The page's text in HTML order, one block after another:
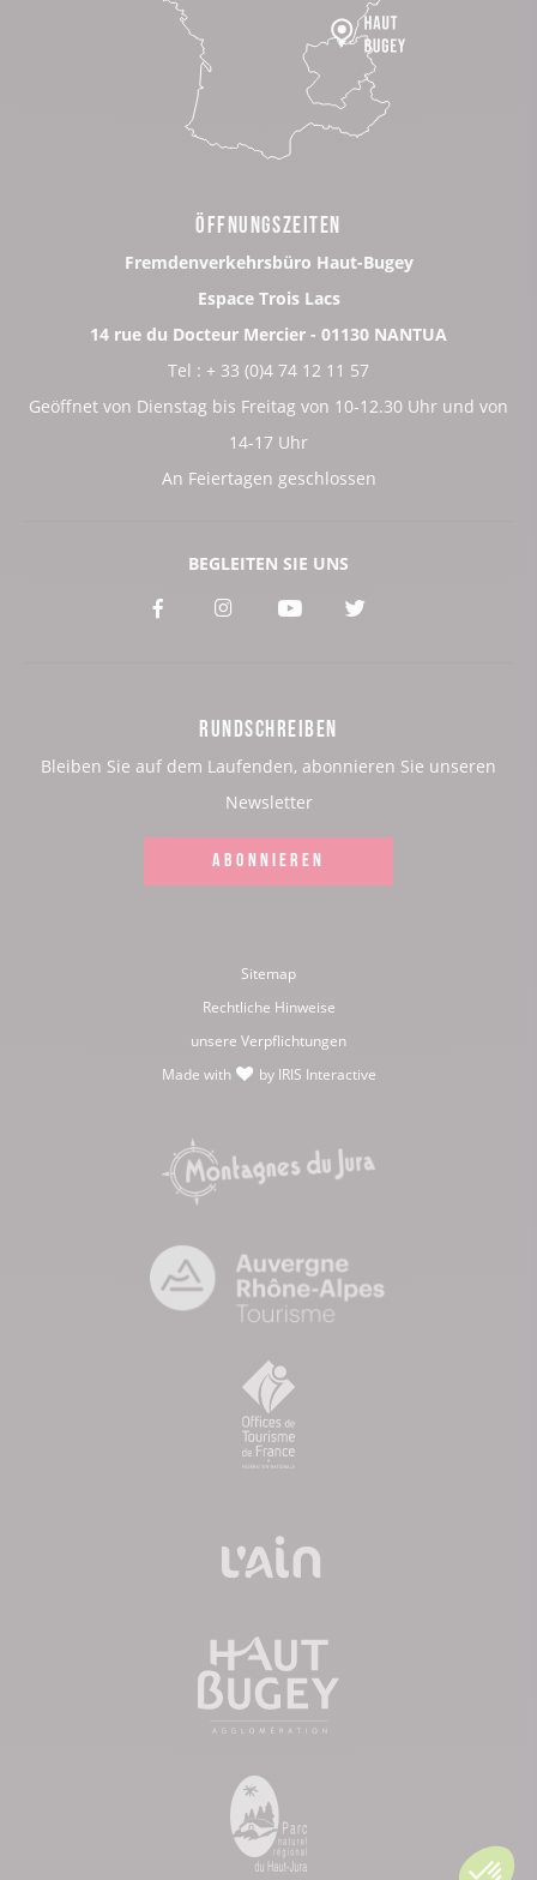
ÖFFNUNGSZEITEN
Fremdenverkehrsbüro Haut-Bugey
Espace Trois Lacs
14 rue du Docteur Mercier - 01130 NANTUA
Tel : + 33 (0)4 74 12 11 57
Geöffnet von Dienstag bis Freitag von 10-12.30 Uhr und von
14-17 Uhr
An Feiertagen geschlossen
BEGLEITEN SIE UNS
Voir
Facebook
Voir
Instagram
Voir
Youtube
Voir
RUNDSCHREIBEN
Bleiben Sie auf dem Laufenden, abonnieren Sie unseren
Newsletter
ABONNIEREN
Sitemap
Rechtliche Hinweise
unsere Verpflichtungen
Made with
by IRIS Interactive